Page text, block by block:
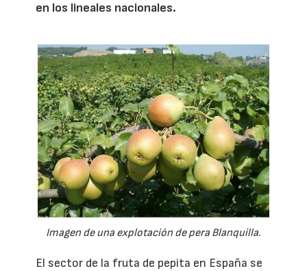
en los lineales nacionales.
Imagen de una explotación de pera Blanquilla.
El sector de la fruta de pepita en España se